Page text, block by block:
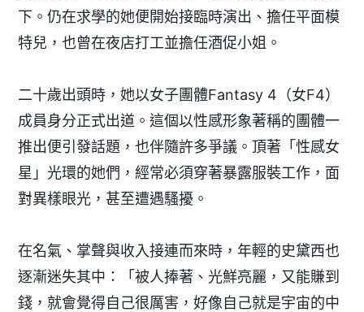
下。仍在求學的她便開始接臨時演出、擔任平面模
特兒，也曾在夜店打工並擔任酒促小姐。
二十歲出頭時，她以女子團體Fantasy 4（女F4）
成員身分正式出道。這個以性感形象著稱的團體一
推出便引發話題，也伴隨許多爭議。頂著「性感女
星」光環的她們，經常必須穿著暴露服裝工作，面
對異樣眼光，甚至遭遇騷擾。
在名氣、掌聲與收入接連而來時，年輕的史黛西也
逐漸迷失其中：「被人捧著、光鮮亮麗，又能賺到
錢，就會覺得自己很厲害，好像自己就是宇宙的中